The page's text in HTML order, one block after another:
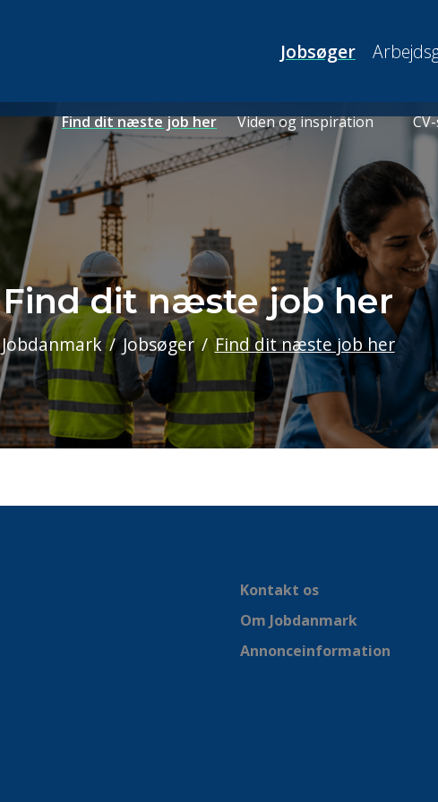
Jobsøger
Find dit næste job her Viden og inspiration
Find dit næste job her
Jobdanmark Jobsøger Find dit næste job her
Kontakt os
Om Jobdanmark
Annonceinformation